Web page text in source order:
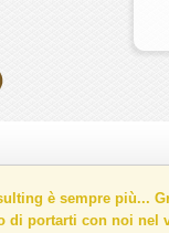
è sempre più...
di portarti con noi nel